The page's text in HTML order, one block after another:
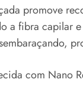
promove
a fibra capilar
com Nano